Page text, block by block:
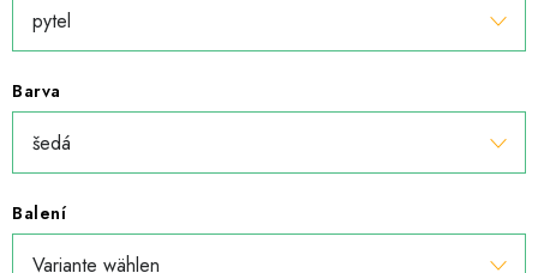
Barva
Balení